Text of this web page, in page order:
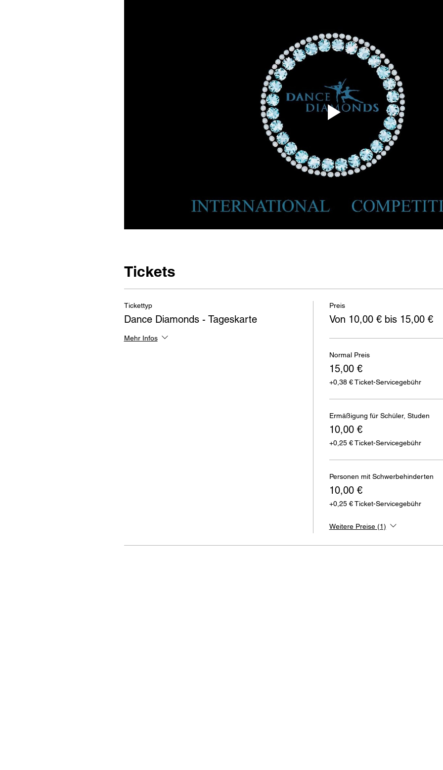
Tickets
Tickettyp
Dance Diamonds - Tageskarte
Mehr Infos
Preis
Von 10,00 € bis 15,00 €
Normal Preis
15,00 €
+0,38 € Ticket-Servicegebühr
Ermäßigung für Schüler, Studen
10,00 €
+0,25 € Ticket-Servicegebühr
Personen mit Schwerbehinderten
10,00 €
+0,25 € Ticket-Servicegebühr
Weitere Preise (1)